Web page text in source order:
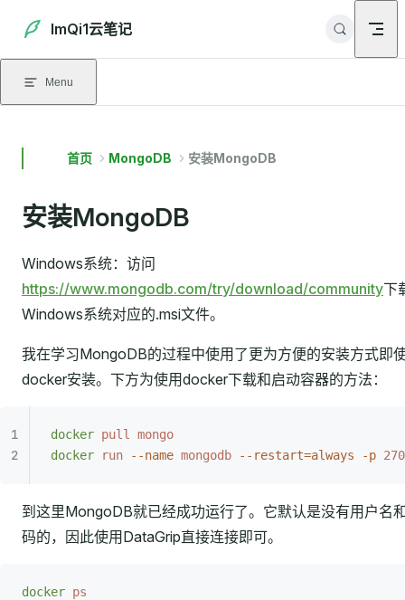
Skip to content
ImQi1云笔记
Menu
首页 MongoDB 安装MongoDB
安装MongoDB
Windows系统：访问
https://www.mongodb.com/try/download/community下
Windows系统对应的.msi文件。
我在学习MongoDB的过程中使用了更为方便的安装方式即
docker安装。下方为使用docker下载和启动容器的方法：
docker pull
mongo
docker run --name mongodb --restart=always -p
到这里MongoDB就已经成功运行了。它默认是没有用户名
码的，因此使用DataGrip直接连接即可。
docker ps